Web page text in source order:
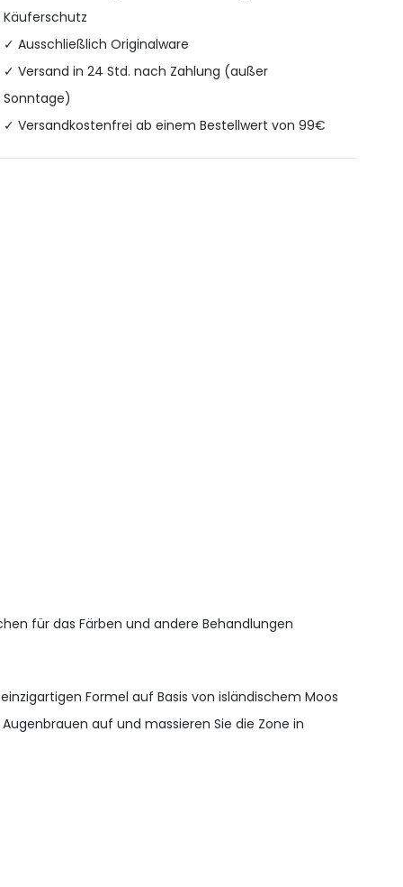
Käuferschutz
✓ Ausschließlich Originalware
✓ Versand in 24 Std. nach Zahlung (außer
Sonntage)
✓ Versandkostenfrei ab einem Bestellwert von 99€
für das Färben und andere Behandlungen
Formel auf Basis von isländischem Moos
auf und massieren Sie die Zone in